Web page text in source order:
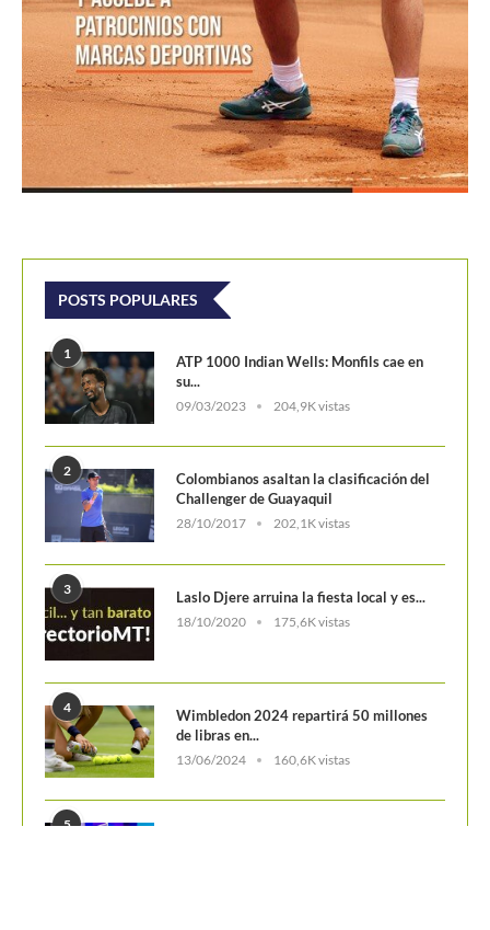
POSTS POPULARES
1
ATP 1000 Indian Wells: Monfils cae en
su...
09/03/2023 204,9K vistas
2
Colombianos asaltan la clasificación del
Challenger de Guayaquil
28/10/2017 202,1K vistas
3 Laslo Djere arruina la fiesta local y es...
18/10/2020 175,6K vistas
4
Wimbledon 2024 repartirá 50 millones
de libras en...
13/06/2024 160,6K vistas